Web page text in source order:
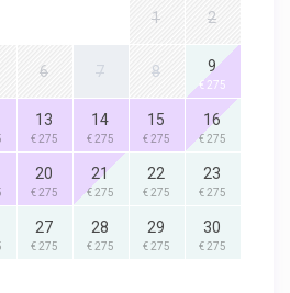
1 2
6 7 8 9
€ 275
13
€ 275
14
€ 275
15
€ 275
16
€ 275
20
€ 275
21
€ 275
22
€ 275
23
€ 275
27
€ 275
28
€ 275
29
€ 275
30
€ 275